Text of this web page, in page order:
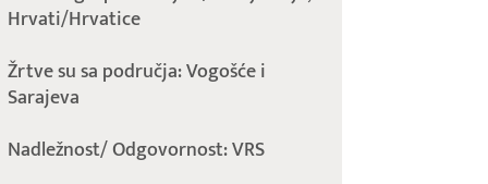
Hrvati/Hrvatice
Žrtve su sa područja: Vogošće i
Sarajeva
Nadležnost/ Odgovornost: VRS